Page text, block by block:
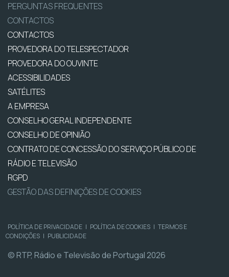
PERGUNTAS FREQUENTES
CONTACTOS
CONTACTOS
PROVEDORA DO TELESPECTADOR
PROVEDORA DO OUVINTE
ACESSIBILIDADES
SATÉLITES
A EMPRESA
CONSELHO GERAL INDEPENDENTE
CONSELHO DE OPINIÃO
CONTRATO DE CONCESSÃO DO SERVIÇO PÚBLICO DE
RÁDIO E TELEVISÃO
RGPD
GESTÃO DAS DEFINIÇÕES DE COOKIES
POLÍTICA DE PRIVACIDADE | POLÍTICA DE COOKIES | TERMOS E
CONDIÇÕES | PUBLICIDADE
© RTP, Rádio e Televisão de Portugal 2026